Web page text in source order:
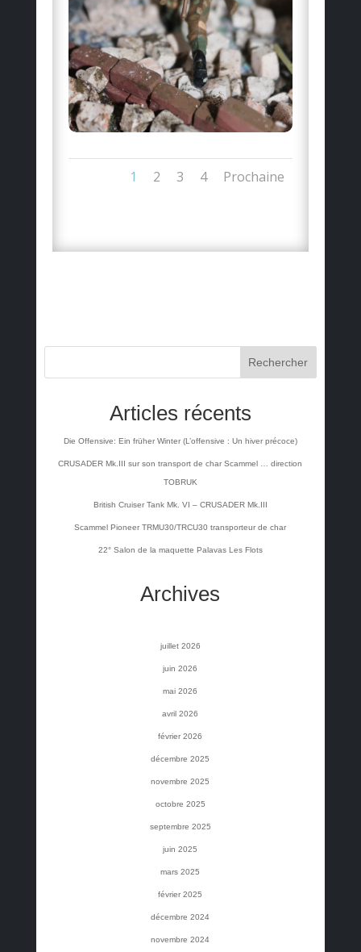
1 2 3 4 Prochaine
Rechercher
Articles récents
Die Offensive: Ein früher Winter (L’offensive : Un hiver précoce)
CRUSADER Mk.III sur son transport de char Scammel … direction
TOBRUK
British Cruiser Tank Mk. VI – CRUSADER Mk.III
Scammel Pioneer TRMU30/TRCU30 transporteur de char
22° Salon de la maquette Palavas Les Flots
Archives
juillet 2026
juin 2026
mai 2026
avril 2026
février 2026
décembre 2025
novembre 2025
octobre 2025
septembre 2025
juin 2025
mars 2025
février 2025
décembre 2024
novembre 2024